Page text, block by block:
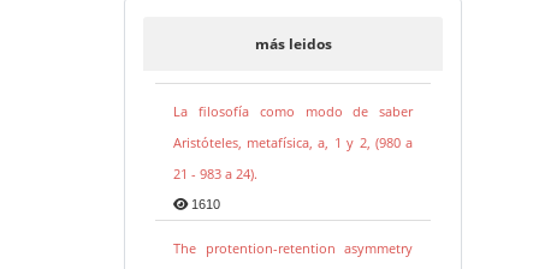
más leidos
La filosofía como modo de saber
Aristóteles, metafísica, a, 1 y 2, (980 a
21 - 983 a 24).
1610
The protention-retention asymmetry